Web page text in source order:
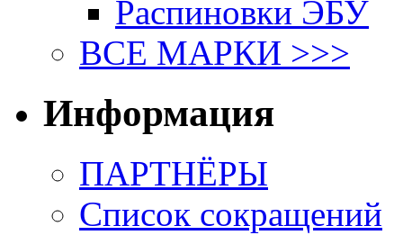
Распиновки ЭБУ
ВСЕ МАРКИ >>>
Информация
ПАРТНЁРЫ
Список сокращений